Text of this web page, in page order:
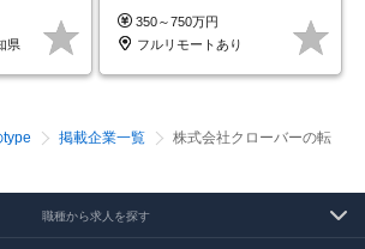
県
350～750万円
フルリモートあり
type 掲載企業一覧
株式会社クローバーの転
職種から求人を探す